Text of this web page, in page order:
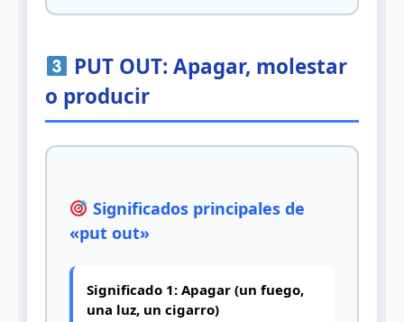
PUT OUT: Apagar, molestar
o producir
Significados principales de
«put out»
Significado 1: Apagar (un fuego,
una luz, un cigarro)